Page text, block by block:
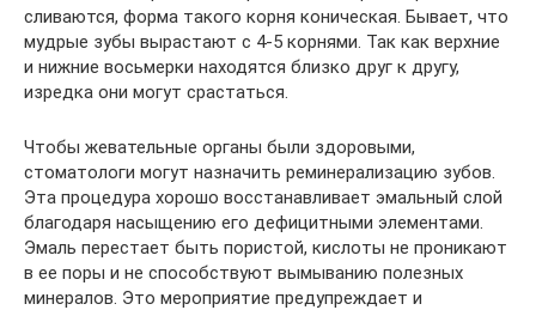
сливаются, форма такого корня коническая. Бывает, что
мудрые зубы вырастают с 4-5 корнями. Так как верхние
и нижние восьмерки находятся близко друг к другу,
изредка они могут срастаться.
Чтобы жевательные органы были здоровыми,
стоматологи могут назначить реминерализацию зубов.
Эта процедура хорошо восстанавливает эмальный слой
благодаря насыщению его дефицитными элементами.
Эмаль перестает быть пористой, кислоты не проникают
в ее поры и не способствуют вымыванию полезных
минералов. Это мероприятие предупреждает и